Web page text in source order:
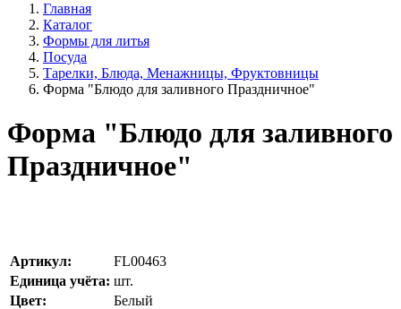
Главная
Каталог
Формы для литья
Посуда
Тарелки, Блюда, Менажницы, Фруктовницы
Форма "Блюдо для заливного Праздничное"
Форма "Блюдо для заливного
Праздничное"
Артикул:
FL00463
Единица учёта: шт.
Цвет:
Белый